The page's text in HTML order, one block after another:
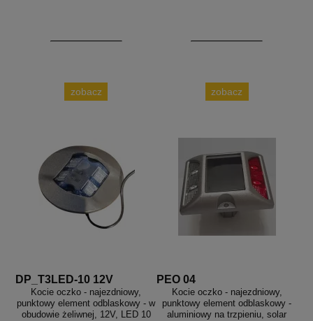
zobacz zobacz
DP_T3LED-10 12V
Kocie oczko - najezdniowy,
punktowy element odblaskowy - w
obudowie żeliwnej, 12V, LED 10
PEO 04
Kocie oczko - najezdniowy,
punktowy element odblaskowy -
aluminiowy na trzpieniu, solar